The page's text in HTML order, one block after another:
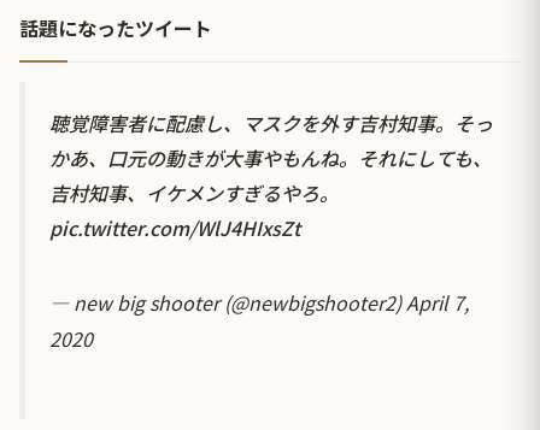
話題になったツイート
聴覚障害者に配慮し、マスクを外す吉村知事。そっ
かあ、口元の動きが大事やもんね。それにしても、
吉村知事、イケメンすぎるやろ。
pic.twitter.com/WlJ4HIxsZt
— new big shooter (@newbigshooter2)April 7,
2020